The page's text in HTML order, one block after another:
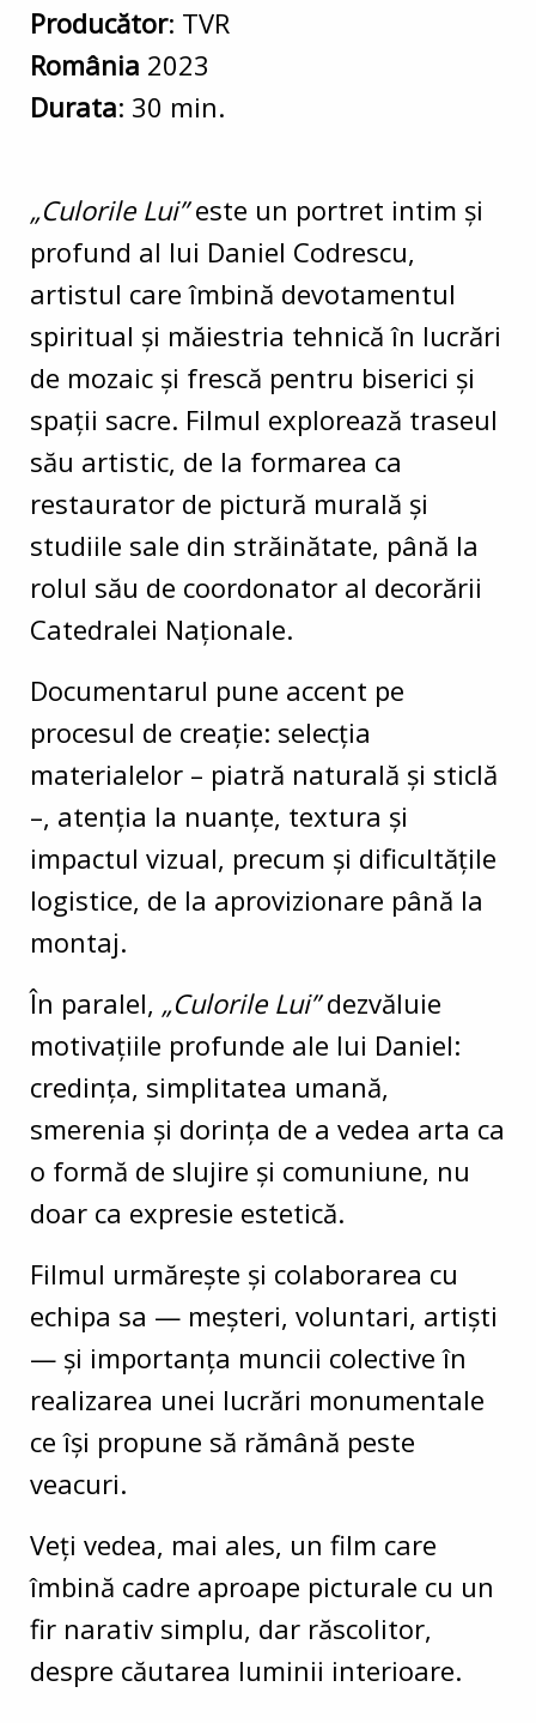
Producător: TVR
România 2023
Durata: 30 min.
„Culorile Lui”este un portret intim şi
profund al lui Daniel Codrescu,
artistul care îmbină devotamentul
spiritual şi măiestria tehnică în lucrări
de mozaic și frescă pentru biserici și
spaţii sacre. Filmul explorează traseul
său artistic, de la formarea ca
restaurator de pictură murală și
studiile sale din străinătate, până la
rolul său de coordonator al decorării
Catedralei Naționale.
Documentarul pune accent pe
procesul de creaţie: selecţia
materialelor – piatră naturală și sticlă
–, atenţia la nuanţe, textura și
impactul vizual, precum și dificultăţile
logistice, de la aprovizionare până la
montaj.
În paralel, „Culorile Lui”dezvăluie
motivaţiile profunde ale lui Daniel:
credinţa, simplitatea umană,
smerenia și dorinţa de a vedea arta ca
o formă de slujire și comuniune, nu
doar ca expresie estetică.
Filmul urmărește și colaborarea cu
echipa sa — meșteri, voluntari, artiști
— și importanța muncii colective în
realizarea unei lucrări monumentale
ce își propune să rămână peste
veacuri.
Veți vedea, mai ales, un film care
îmbină cadre aproape picturale cu un
fir narativ simplu, dar răscolitor,
despre căutarea luminii interioare.